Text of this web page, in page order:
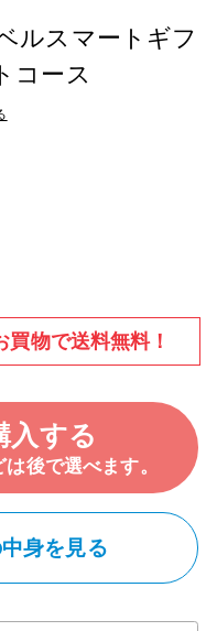
ルスマートギフ
コース
物で送料無料！
入する
後で選べます。
身を見る